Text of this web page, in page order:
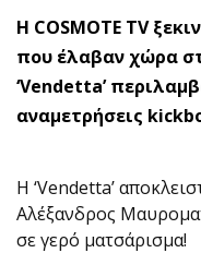
H COSMOTE TV
που έλαβαν χώρα
‘Vendetta’
αναμετρήσεις
Η ‘Vendetta’
Αλέξανδρος
σε γερό ματσάρισμα!